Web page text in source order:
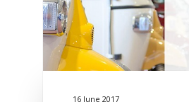
16 June 2017